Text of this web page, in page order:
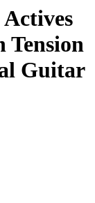
Guitar